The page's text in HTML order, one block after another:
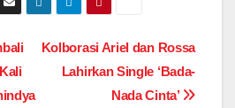
Kolborasi Ariel dan Rossa
Lahirkan Single ‘Bada-
Nada Cinta’